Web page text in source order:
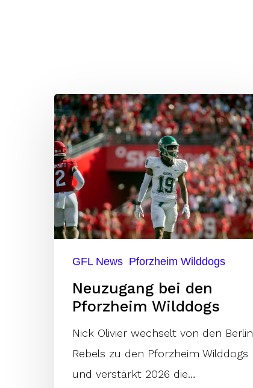
Neuzugang
bei
den
Pforzheim
Wilddogs
GFL News Pforzheim Wilddogs
Neuzugang bei den
Pforzheim Wilddogs
Nick Olivier wechselt von den Berlin
Rebels zu den Pforzheim Wilddogs
und verstärkt 2026 die…